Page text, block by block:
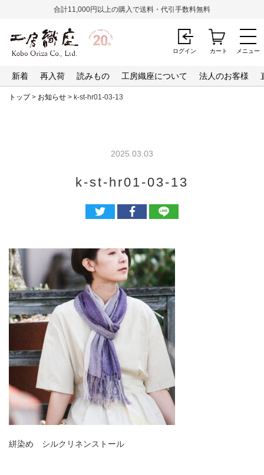
メニュー
合計11,000円以上の購入で送料・代引手数料無料
新着 再入荷 読みもの 工房織座について 法人のお客様
ログイン カート
トップ> お知らせ > k-st-hr01-03-13
2025.03.03
k-st-hr01-03-13
絣染め シルクリネンストール